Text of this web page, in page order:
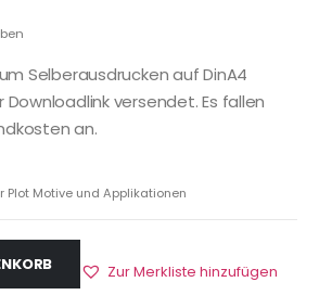
Selberausdrucken auf DinA4
Downloadlink versendet. Es fallen
an.
Plot Motive und Applikationen
Zur Merkliste hinzufügen